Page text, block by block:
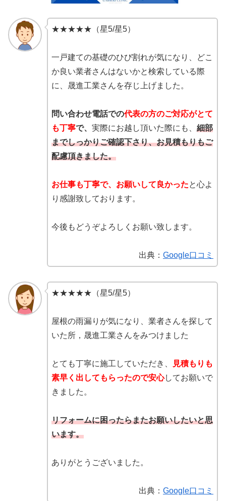
★★★★★（星5/星5）
一戸建ての基礎のひび割れが気になり、どこ
か良い業者さんはないかと検索している際
に、晟進工業さんを存じ上げました。
問い合わせ電話での代表の方のご対応がとて
も丁寧で、 実際にお越し頂いた際にも、 細部
までしっかりご確認下さり、お見積もりもご
配慮頂きました。
お仕事も丁寧で、お願いして良かったと心よ
り感謝致しております。
今後もどうぞよろしくお願い致します。
出典： Google口コミ
★★★★★（星5/星5）
屋根の雨漏りが気になり、業者さんを探して
いた所，晟進工業さんをみつけました
とても丁寧に施工していただき、
見積もりも
素早く出してもらったので安心してお願いで
きました。
リフォームに困ったらまたお願いしたいと思
います。
ありがとうございました。
出典： Google口コミ